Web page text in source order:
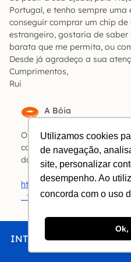
Utilizamos cookies
de navegação,
site, personalizar
desempenho. Ao
concorda com o uso
Ok,
INTRO CHEGAR
Portugal, e tenho sempre
conseguir comprar um chip
estrangeiro, gostaria de
barata que me permita, ou
Desde já agradeço a sua
Cumprimentos,
Rui
A Bóia
Olá, Rui! Segundo este
conseguir um chip pré-
das operadoras (não em
https://www.reddit.com/r/
Atenção:
Os comentários são
serão publicados se